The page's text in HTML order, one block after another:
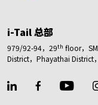
i-Tail 总部
979/92-94，29th floor，
District，Phayathai District，